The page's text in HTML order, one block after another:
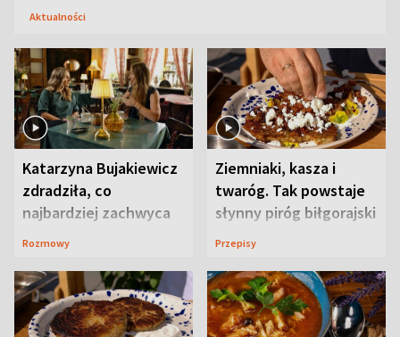
Aktualności
Katarzyna Bujakiewicz
zdradziła, co
najbardziej zachwyca
ją w Lublinie
Rozmowy
Ziemniaki, kasza i
twaróg. Tak powstaje
słynny piróg biłgorajski
Przepisy